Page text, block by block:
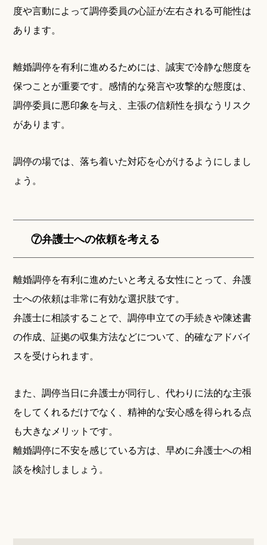
度や言動によって調停委員の心証が左右される可能性は
あります。
離婚調停を有利に進めるためには、誠実で冷静な態度を
保つことが重要です。感情的な発言や攻撃的な態度は、
調停委員に悪印象を与え、主張の信頼性を損なうリスク
があります。
調停の場では、落ち着いた対応を心がけるようにしまし
ょう。
⑦弁護士への依頼を考える
離婚調停を有利に進めたいと考える女性にとって、弁護
士への依頼は非常に有効な選択肢です。
弁護士に相談することで、調停申立ての手続きや陳述書
の作成、証拠の収集方法などについて、的確なアドバイ
スを受けられます。
また、調停当日に弁護士が同行し、代わりに法的な主張
をしてくれるだけでなく、精神的な安心感を得られる点
も大きなメリットです。
離婚調停に不安を感じている方は、早めに弁護士への相
談を検討しましょう。